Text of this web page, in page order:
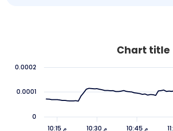
Chart title
10:15 م 10:30 م 10:45 م
0
0.0001
0.0002